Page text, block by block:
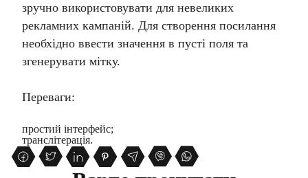
зручно використовувати для невеликих
рекламних кампаній. Для створення посилання
необхідно ввести значення в пусті поля та
згенерувати мітку.
Переваги:
простий інтерфейс;
транслітерація.